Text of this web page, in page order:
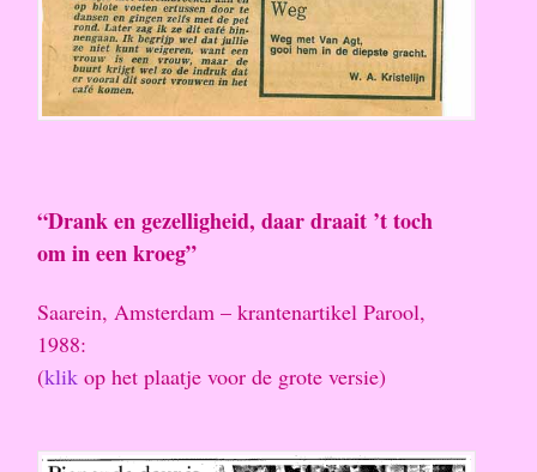
“Drank en gezelligheid, daar draait ’t toch
om in een kroeg”
Saarein, Amsterdam – krantenartikel Parool,
1988:
(klik op het plaatje voor de grote versie)